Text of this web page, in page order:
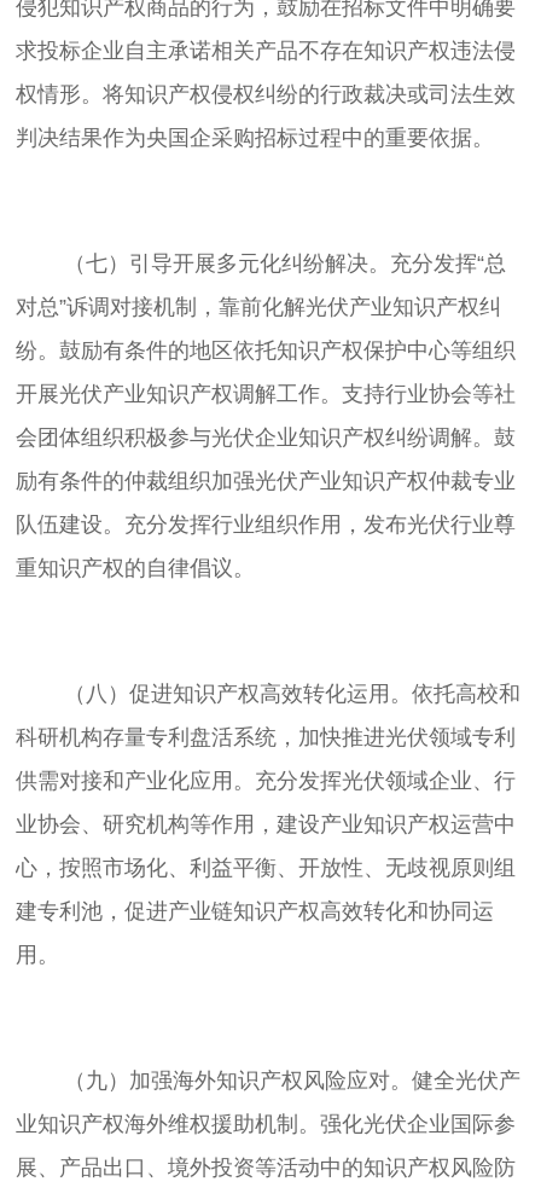
侵犯知识产权商品的行为，鼓励在招标文件中明确要
求投标企业自主承诺相关产品不存在知识产权违法侵
权情形。将知识产权侵权纠纷的行政裁决或司法生效
对总”诉调对接机制，靠前化解光伏产业知识产权纠
纷。鼓励有条件的地区依托知识产权保护中心等组织
开展光伏产业知识产权调解工作。支持行业协会等社
会团体组织积极参与光伏企业知识产权纠纷调解。鼓
励有条件的仲裁组织加强光伏产业知识产权仲裁专业
队伍建设。充分发挥行业组织作用，发布光伏行业尊
科研机构存量专利盘活系统，加快推进光伏领域专利
供需对接和产业化应用。充分发挥光伏领域企业、行
业协会、研究机构等作用，建设产业知识产权运营中
心，按照市场化、利益平衡、开放性、无歧视原则组
建专利池，促进产业链知识产权高效转化和协同运
业知识产权海外维权援助机制。强化光伏企业国际参
展、产品出口、境外投资等活动中的知识产权风险防